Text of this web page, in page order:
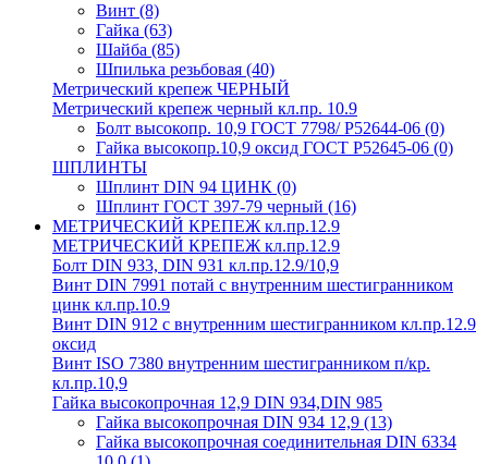
Винт (8)
Гайка (63)
Шайба (85)
Шпилька резьбовая (40)
Метрический крепеж ЧЕРНЫЙ
Метрический крепеж черный кл.пр. 10.9
Болт высокопр. 10,9 ГОСТ 7798/ Р52644-06 (0)
Гайка высокопр.10,9 оксид ГОСТ Р52645-06 (0)
ШПЛИНТЫ
Шплинт DIN 94 ЦИНК (0)
Шплинт ГОСТ 397-79 черный (16)
МЕТРИЧЕСКИЙ КРЕПЕЖ кл.пр.12.9
МЕТРИЧЕСКИЙ КРЕПЕЖ кл.пр.12.9
Болт DIN 933, DIN 931 кл.пр.12.9/10,9
Винт DIN 7991 потай с внутренним шестигранником
цинк кл.пр.10.9
Винт DIN 912 с внутренним шестигранником кл.пр.12.9
оксид
Винт ISO 7380 внутренним шестигранником п/кр.
кл.пр.10,9
Гайка высокопрочная 12,9 DIN 934,DIN 985
Гайка высокопрочная DIN 934 12,9 (13)
Гайка высокопрочная соединительная DIN 6334